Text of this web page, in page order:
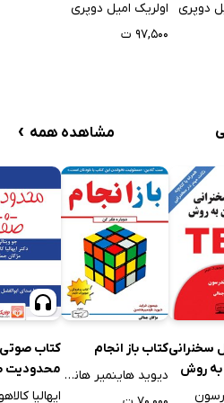
دوپری
اولریک امیل دوپری
۹۷,۵۰۰ ت
مشاهده همه ›
سخنرانی
به روش
کتاب باز انجام
دیوید هاینمیر هانسن
کتاب صوتی
محدودیت
ایهالیا